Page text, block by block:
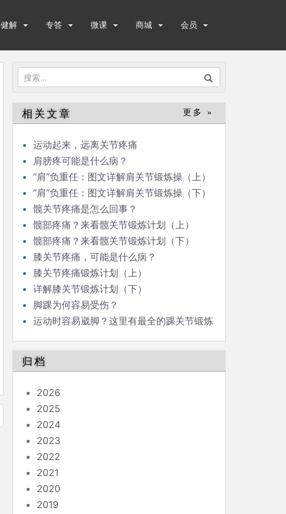
健解 专答 微课 商城 会员
搜
索：
相关文章 更多 »
运动起来，远离关节疼痛
肩膀疼可能是什么病？
“肩”负重任：图文详解肩关节锻炼操（上）
“肩”负重任：图文详解肩关节锻炼操（下）
髋关节疼痛是怎么回事？
髋部疼痛？来看髋关节锻炼计划（上）
髋部疼痛？来看髋关节锻炼计划（下）
膝关节疼痛，可能是什么病？
膝关节疼痛锻炼计划（上）
详解膝关节锻炼计划（下）
脚踝为何容易受伤？
运动时容易崴脚？这里有最全的踝关节锻炼
归档
2026
2025
2024
2023
2022
2021
2020
2019